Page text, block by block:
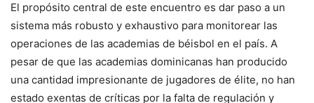
El propósito central de este encuentro es dar paso a un
sistema más robusto y exhaustivo para monitorear las
operaciones de las academias de béisbol en el país. A
pesar de que las academias dominicanas han producido
una cantidad impresionante de jugadores de élite, no han
estado exentas de críticas por la falta de regulación y